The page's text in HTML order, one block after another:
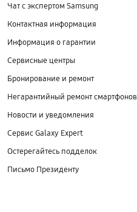
Чат с экспертом Samsung
Контактная информация
Информация о гарантии
Сервисные центры
Бронирование и ремонт
Негарантийный ремонт смартфонов
Новости и уведомления
Сервис Galaxy Expert
Остерегайтесь подделок
Письмо Президенту